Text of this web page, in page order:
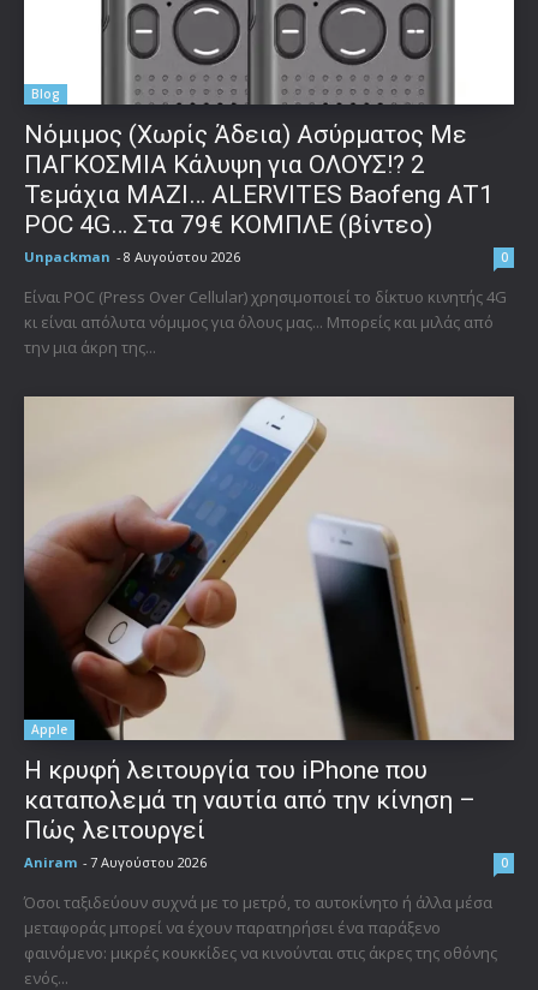
Blog
Νόμιμος (Χωρίς Άδεια) Ασύρματος Με
ΠΑΓΚΟΣΜΙΑ Κάλυψη για ΟΛΟΥΣ!? 2
Τεμάχια ΜΑΖΙ… ALERVITES Baofeng AT1
POC 4G… Στα 79€ ΚΟΜΠΛΕ (βίντεο)
Unpackman - 8 Αυγούστου 2026 0
Είναι POC (Press Over Cellular) χρησιμοποιεί το δίκτυο κινητής 4G
κι είναι απόλυτα νόμιμος για όλους μας... Μπορείς και μιλάς από
την μια άκρη της...
Apple
Η κρυφή λειτουργία του iPhone που
καταπολεμά τη ναυτία από την κίνηση –
Πώς λειτουργεί
Aniram - 7 Αυγούστου 2026 0
Όσοι ταξιδεύουν συχνά με το μετρό, το αυτοκίνητο ή άλλα μέσα
μεταφοράς μπορεί να έχουν παρατηρήσει ένα παράξενο
φαινόμενο: μικρές κουκκίδες να κινούνται στις άκρες της οθόνης
ενός...